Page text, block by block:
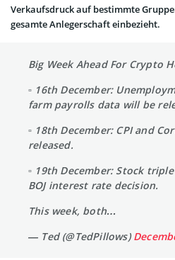
Verkaufsdruck auf bestimmte
gesamte Anlegerschaft einbezieht.
Big Week Ahead For Crypto
▫️ 16th December:
farm payrolls data will be
▫️ 18th December: CPI and
released.
▫️ 19th December: Stock
BOJ interest rate decision.
This week, both…
— Ted (@TedPillows)